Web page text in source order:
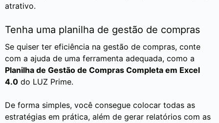
atrativo.
Tenha uma planilha de gestão de compras
Se quiser ter eficiência na gestão de compras, conte
com a ajuda de uma ferramenta adequada, como a
Planilha de Gestão de Compras Completa em Excel
4.0 do LUZ Prime.
De forma simples, você consegue colocar todas as
estratégias em prática, além de gerar relatórios com as